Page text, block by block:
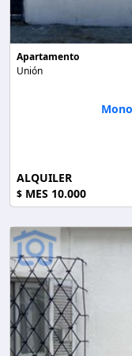
Apartamento
Unión
ALQUILER
$ MES 10.000